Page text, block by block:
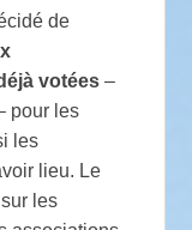
de
votées –
pour les
les
lieu. Le
les